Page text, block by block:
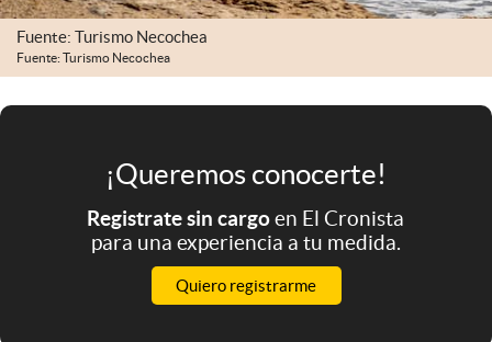
abre en nueva pestaña
Argentina
Fuente: Turismo Necochea
Fuente: Turismo Necochea
¡Queremos conocerte!
Registrate sin cargoen El Cronista
para una experiencia a tu medida.
Quiero registrarme